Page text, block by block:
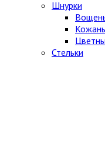
Шнурки
Стельки